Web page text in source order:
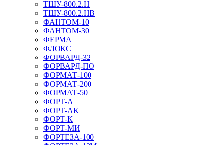
ТШУ-800.2.Н
ТШУ-800.2.НВ
ФАНТОМ-10
ФАНТОМ-30
ФЕРМА
ФЛОКС
ФОРВАРД-32
ФОРВАРД-ПО
ФОРМАТ-100
ФОРМАТ-200
ФОРМАТ-50
ФОРТ-А
ФОРТ-АК
ФОРТ-К
ФОРТ-МИ
ФОРТЕЗА-100